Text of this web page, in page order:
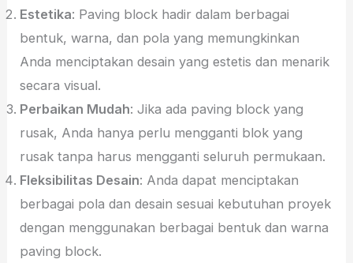
Estetika: Paving block hadir dalam berbagai
bentuk, warna, dan pola yang memungkinkan
Anda menciptakan desain yang estetis dan menarik
secara visual.
Perbaikan Mudah: Jika ada paving block yang
rusak, Anda hanya perlu mengganti blok yang
rusak tanpa harus mengganti seluruh permukaan.
Fleksibilitas Desain: Anda dapat menciptakan
berbagai pola dan desain sesuai kebutuhan proyek
dengan menggunakan berbagai bentuk dan warna
paving block.